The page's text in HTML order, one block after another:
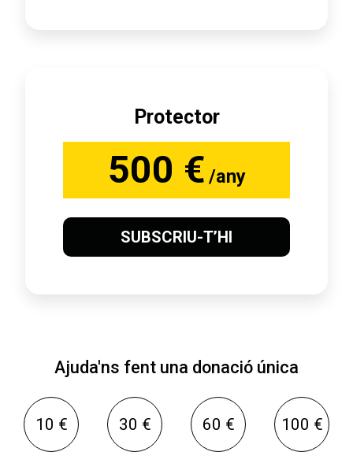
Protector
500 € /any
SUBSCRIU-T’HI
Ajuda'ns fent una donació única
10 € 30 € 60 € 100 €